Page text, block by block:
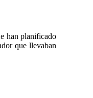
han planificado
que llevaban